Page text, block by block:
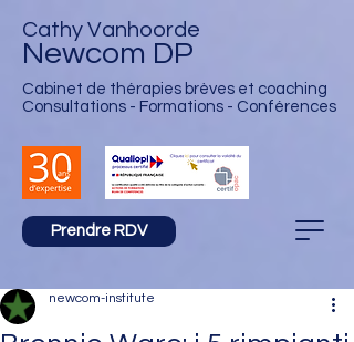
Cathy Vanhoorde
Newcom DP
Cabinet de thérapies brèves et coaching
Consultations - Formations - Conférences
Prendre RDV
newcom-institute